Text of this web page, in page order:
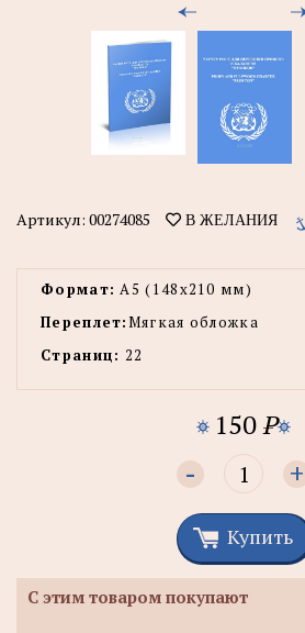
Артикул: 00274085 В ЖЕЛАНИЯ
Формат: А5 (148x210 мм)
Переплет:Мягкая обложка
Страниц: 22
150P
- +
Купить
С этим товаром покупают